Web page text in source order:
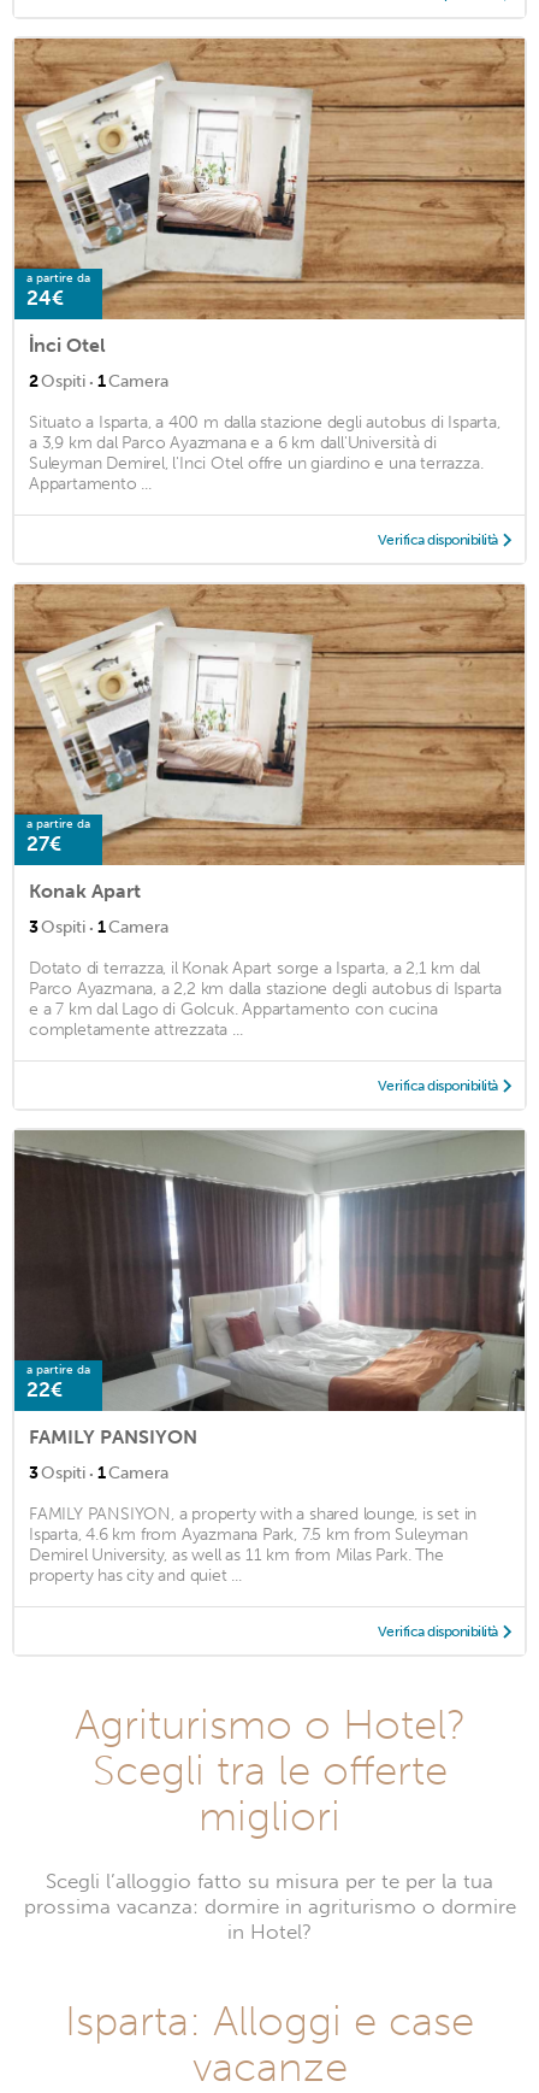
a partire da
24€
İnci Otel
2Ospiti · 1Camera
Situato a Isparta, a 400 m dalla stazione degli autobus di Isparta,
a 3,9 km dal Parco Ayazmana e a 6 km dall'Università di
Suleyman Demirel, l'Inci Otel offre un giardino e una terrazza.
Appartamento ...
Verifica disponibilità
a partire da
27€
Konak Apart
3Ospiti · 1Camera
Dotato di terrazza, il Konak Apart sorge a Isparta, a 2,1 km dal
Parco Ayazmana, a 2,2 km dalla stazione degli autobus di Isparta
e a 7 km dal Lago di Golcuk. Appartamento con cucina
completamente attrezzata ...
Verifica disponibilità
a partire da
22€
FAMILY PANSIYON
3Ospiti · 1Camera
FAMILY PANSIYON, a property with a shared lounge, is set in
Isparta, 4.6 km from Ayazmana Park, 7.5 km from Suleyman
Demirel University, as well as 11 km from Milas Park. The
property has city and quiet ...
Verifica disponibilità
Agriturismo o Hotel?
Scegli tra le offerte
migliori
Scegli l’alloggio fatto su misura per te per la tua
prossima vacanza: dormire in agriturismo o dormire
in Hotel?
Isparta: Alloggi e case
vacanze